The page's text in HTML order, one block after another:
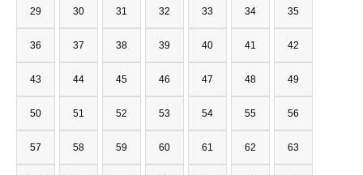
29 30 31 32 33 34 35
36 37 38 39 40 41 42
43 44 45 46 47 48 49
50 51 52 53 54 55 56
57 58 59 60 61 62 63